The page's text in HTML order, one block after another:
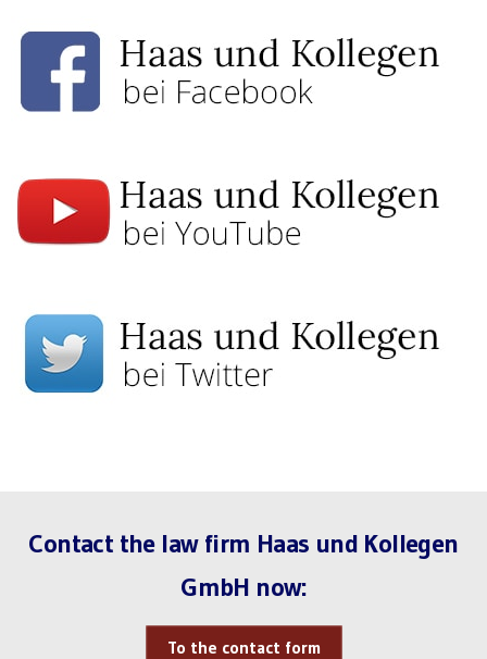
Contact the law firm Haas und Kollegen
GmbH now:
To the contact form